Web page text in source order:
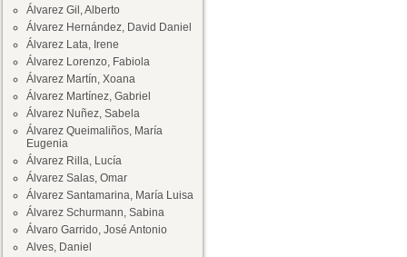
Álvarez Gil, Alberto
Álvarez Hernández, David Daniel
Álvarez Lata, Irene
Álvarez Lorenzo, Fabiola
Álvarez Martín, Xoana
Álvarez Martínez, Gabriel
Álvarez Nuñez, Sabela
Álvarez Queimaliños, María
Eugenia
Álvarez Rilla, Lucía
Álvarez Salas, Omar
Álvarez Santamarina, María Luisa
Álvarez Schurmann, Sabina
Álvaro Garrido, José Antonio
Alves, Daniel